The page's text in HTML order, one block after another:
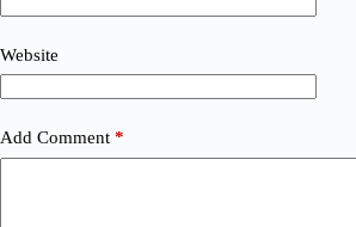
Website
Add Comment *